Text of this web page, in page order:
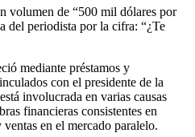
volumen de “500 mil dólares por
del periodista por la cifra: “¿Te
mediante préstamos y
con el presidente de la
involucrada en varias causas
financieras consistentes en
en el mercado paralelo.